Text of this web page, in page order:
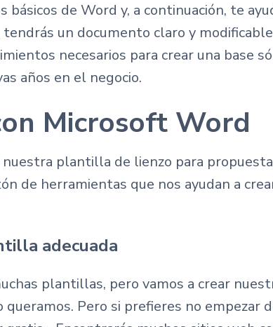
de Word y, a continuación, te
un documento claro y
necesarios para crear una base
años en el negocio.
Microsoft Word
plantilla de lienzo para
de herramientas que nos ayudan a
adecuada
plantillas, pero vamos a crear
Pero si prefieres no